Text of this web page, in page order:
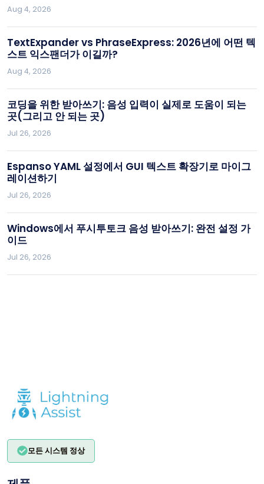
Aug 4, 2026
TextExpander vs PhraseExpress: 2026년에 어떤 텍
스트 익스팬더가 이길까?
Aug 4, 2026
코딩을 위한 받아쓰기: 음성 입력이 실제로 도움이 되는
곳(그리고 안 되는 곳)
Jul 26, 2026
Espanso YAML 설정에서 GUI 텍스트 확장기로 마이그
레이션하기
Jul 26, 2026
Windows에서 푸시투토크 음성 받아쓰기: 완전 설정 가
이드
Jul 26, 2026
모든 시스템 정상